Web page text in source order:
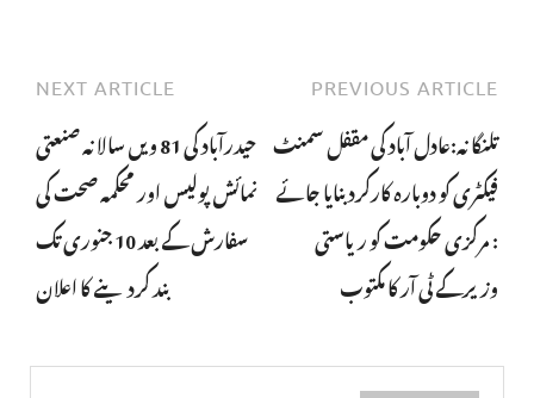
PREVIOUS ARTICLE
تلنگانہ:عادل آباد کی مقفل سمنٹ
فیکٹری کو دوبارہ کارکرد بنایا جائے
: مرکزی حکومت کو ریاستی
وزیرکے ٹی آر کا مکتوب
NEXT ARTICLE
حیدرآباد کی 81 ویں سالانہ صنعتی
نمائش پولیس اور محکمہ صحت کی
سفارش کے بعد 10 جنوری تک
بند کردینے کا اعلان